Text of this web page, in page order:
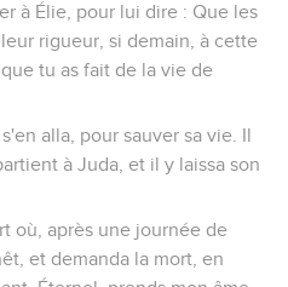
à Élie, pour lui dire : Que les
rigueur, si demain, à cette
tu as fait de la vie de
alla, pour sauver sa vie. Il
à Juda, et il y laissa son
où, après une journée de
et demanda la mort, en